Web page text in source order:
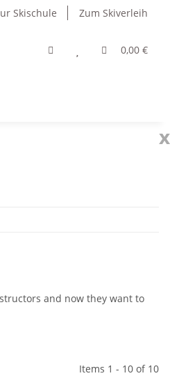
Skischule Zum Skiverleih
0,00 €
x
and now they want to
Items 1 - 10 of 10